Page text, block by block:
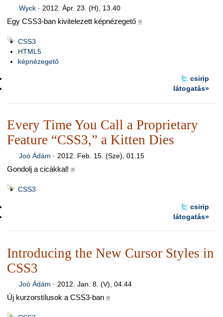
Wyck· 2012. Ápr. 23. (H), 13.40
Egy CSS3-ban kivitelezett képnézegető ■
CSS3
HTML5
képnézegető
csirip
látogatás»
Every Time You Call a Proprietary
Feature “CSS3,” a Kitten Dies
Joó Ádám · 2012. Feb. 15. (Sze), 01.15
Gondolj a cicákkal! ■
CSS3
csirip
látogatás»
Introducing the New Cursor Styles in
CSS3
Joó Ádám · 2012. Jan. 8. (V), 04.44
Új kurzorstílusok a CSS3-ban ■